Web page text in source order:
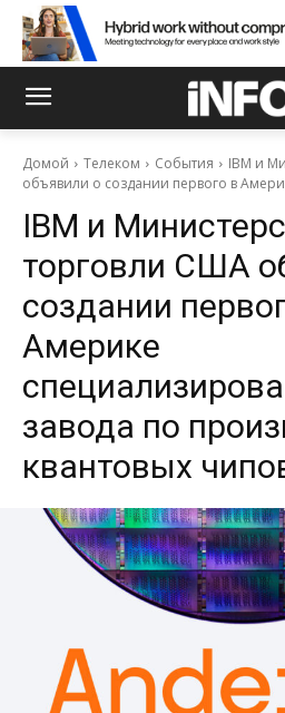
Домой Телеком События
IBM и
объявили о создании первого в
IBM и
торговли США
создании
Америке
завода по
квантовых